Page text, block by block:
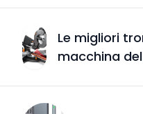
Le migliori
macchina